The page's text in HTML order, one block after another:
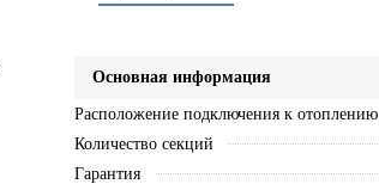
Основная информация
Расположение подключения к отоплению
Количество секций
Гарантия